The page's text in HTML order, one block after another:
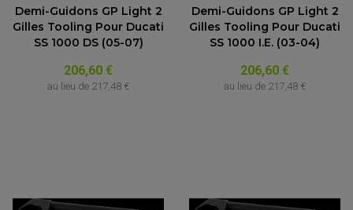
Demi-Guidons GP Light 2
Gilles Tooling Pour Ducati
SS 1000 DS (05-07)
206,60 €
au lieu de 217,48 €
Demi-Guidons GP Light 2
Gilles Tooling Pour Ducati
SS 1000 I.E. (03-04)
206,60 €
au lieu de 217,48 €